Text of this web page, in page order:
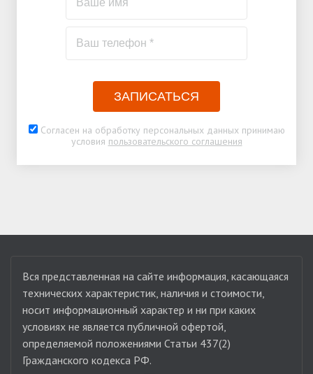
ЗАПИСАТЬСЯ
Согласен на обработку персональных данных принимаю
условия пользовательского соглашения
Вся представленная на сайте информация, касающаяся
технических характеристик, наличия и стоимости,
носит информационный характер и ни при каких
условиях не является публичной офертой,
определяемой положениями Статьи 437(2)
Гражданского кодекса РФ.